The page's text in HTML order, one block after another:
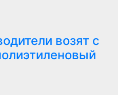
возят с